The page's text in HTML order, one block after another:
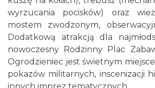
wyrzucania pocisków) oraz
mostem zwodzonym,
Dodatkową atrakcją dla
nowoczesny Rodzinny Plac
Ogrodzieniec jest świetnym
pokazów militarnych, inscenizacji